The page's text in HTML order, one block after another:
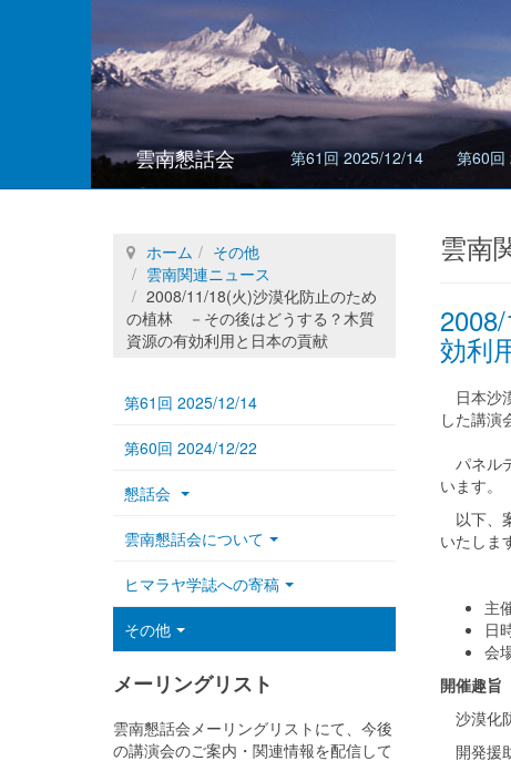
雲南懇話会 第61回 2025/12/14 第60回
雲南
効利
日本沙
した講演
パネル
います。
以下、
いたしま
主
日
会
開催趣旨
沙漠化
開発援
ホーム
その他
雲南関連ニュース
2008/11/18(火)沙漠化防止のため
の植林 －その後はどうする？木質
資源の有効利用と日本の貢献
第61回 2025/12/14
第60回 2024/12/22
懇話会
雲南懇話会について
ヒマラヤ学誌への寄稿
その他
メーリングリスト
雲南懇話会メーリングリストにて、今後
の講演会のご案内・関連情報を配信して